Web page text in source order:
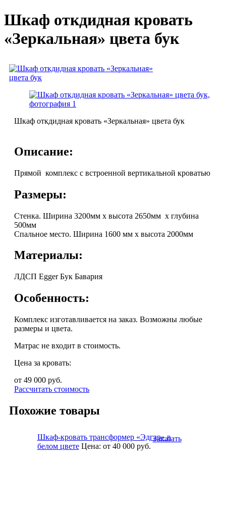
Шкаф откдидная кровать
«Зеркальная» цвета бук
Шкаф откдидная кровать «Зеркальная» цвета бук
Описание:
Прямой комплекс с встроенной вертикальной кроватью
Размеры:
Стенка. Ширина 3200мм х высота 2650мм х глубина
500мм
Спальное место. Ширина 1600 мм х высота 2000мм
Материалы:
ЛДСП Egger Бук Бавария
Особенность:
Комплекс изготавливается на заказ. Возможны любые
размеры и цвета.
Матрас не входит в стоимость.
Цена за кровать:
от 49 000 руб.
Рассчитать стоимость
Похожие товары
Шкаф-кровать трансформер «Эдгар» в
белом цвете Цена: от 40 000руб.
Заказать